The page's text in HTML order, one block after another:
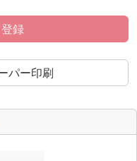
録
パー印刷